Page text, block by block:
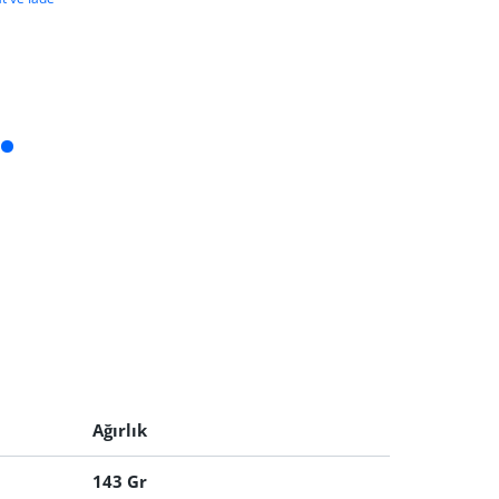
Ağırlık
143 Gr